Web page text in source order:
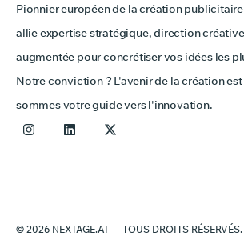
Pionnier européen de la création
allie expertise stratégique, direction
augmentée pour concrétiser vos idées les
Notre conviction ? L'avenir de la création
sommes votre guide vers l'innovation.
© 2026 NEXTAGE.AI — TOUS DROITS RÉSERVÉS.